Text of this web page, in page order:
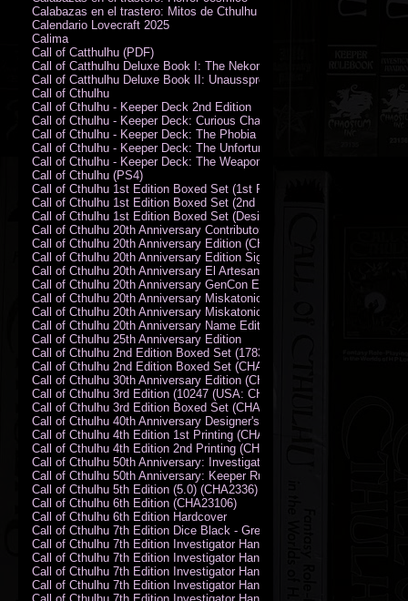
Calabazas en el trastero: Mitos de Cthulhu
Calendario Lovecraft 2025
Calima
Call of Catthulhu (PDF)
Call of Catthulhu Deluxe Book I: The Nekonomikon
Call of Catthulhu Deluxe Book II: Unaussprechlichen Katzen
Call of Cthulhu
Call of Cthulhu - Keeper Deck 2nd Edition
Call of Cthulhu - Keeper Deck: Curious Charecter Deck
Call of Cthulhu - Keeper Deck: The Phobia Deck
Call of Cthulhu - Keeper Deck: The Unfortunate Events Deck
Call of Cthulhu - Keeper Deck: The Weapons and Artifacts Deck
Call of Cthulhu (PS4)
Call of Cthulhu 1st Edition Boxed Set (1st Printing) (CHA2009-X)
Call of Cthulhu 1st Edition Boxed Set (2nd Printing) (CHA2009-X)
Call of Cthulhu 1st Edition Boxed Set (Designer's Edition)
Call of Cthulhu 20th Anniversary Contributor Edition
Call of Cthulhu 20th Anniversary Edition (CHA2399)
Call of Cthulhu 20th Anniversary Edition Signed by Sandy Petersen
Call of Cthulhu 20th Anniversary El Artesano del Rey Edition
Call of Cthulhu 20th Anniversary GenCon Edition
Call of Cthulhu 20th Anniversary Miskatonic University Library Edition
Call of Cthulhu 20th Anniversary Miskatonic University Library Edition
Call of Cthulhu 20th Anniversary Name Edition
Call of Cthulhu 25th Anniversary Edition
Call of Cthulhu 2nd Edition Boxed Set (178301)
Call of Cthulhu 2nd Edition Boxed Set (CHA2301-X)
Call of Cthulhu 30th Anniversary Edition (CHA23126)
Call of Cthulhu 3rd Edition (10247 (USA: CHA2317-H))
Call of Cthulhu 3rd Edition Boxed Set (CHA2301-X)
Call of Cthulhu 40th Anniversary Designer's Edition 2009-DX
Call of Cthulhu 4th Edition 1st Printing (CHA2324)
Call of Cthulhu 4th Edition 2nd Printing (CHA2324)
Call of Cthulhu 50th Anniversary: Investigator Handbook (PDF)
Call of Cthulhu 50th Anniversary: Keeper Rulebook (PDF)
Call of Cthulhu 5th Edition (5.0) (CHA2336)
Call of Cthulhu 6th Edition (CHA23106)
Call of Cthulhu 6th Edition Hardcover
Call of Cthulhu 7th Edition Dice Black - Green
Call of Cthulhu 7th Edition Investigator Handbook (PDF)
Call of Cthulhu 7th Edition Investigator Handbook Backer Proof (PDF)
Call of Cthulhu 7th Edition Investigator Handbook Hardcover
Call of Cthulhu 7th Edition Investigator Handbook Leatherette